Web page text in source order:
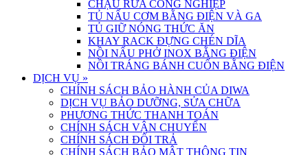
CHẬU RỬA CÔNG NGHIỆP
TỦ NẤU CƠM BẰNG ĐIỆN VÀ GA
TỦ GIỮ NÓNG THỨC ĂN
KHAY RACK ĐỰNG CHÉN DĨA
NỒI NẤU PHỞ INOX BẰNG ĐIỆN
NỒI TRÁNG BÁNH CUỐN BẰNG ĐIỆN
DỊCH VỤ »
CHÍNH SÁCH BẢO HÀNH CỦA DIWA
DỊCH VỤ BẢO DƯỠNG, SỬA CHỮA
PHƯƠNG THỨC THANH TOÁN
CHÍNH SÁCH VẬN CHUYỂN
CHÍNH SÁCH ĐỔI TRẢ
CHÍNH SÁCH BẢO MẬT THÔNG TIN